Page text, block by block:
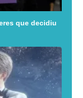
que decidiu